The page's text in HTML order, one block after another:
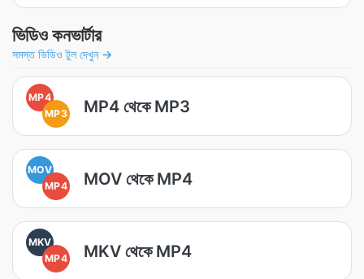
ভিডিও কনভার্টার
সমস্ত ভিডিও টুল দেখুন →
MP4
MP3
MP4 থেকে MP3
MOV
MP4
MOV থেকে MP4
MKV
MP4
MKV থেকে MP4